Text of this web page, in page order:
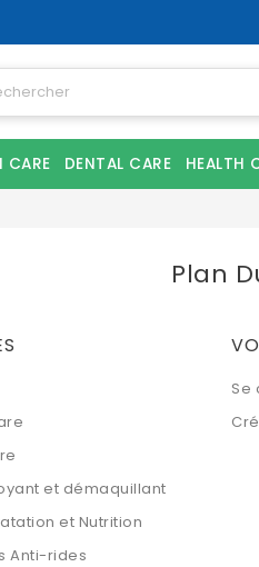
CARE DENTAL CARE HEALTH
Plan
et démaquillant
et Nutrition
Anti-rides
Se